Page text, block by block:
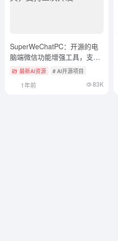
SuperWeChatPC：开源的电
脑端微信功能增强工具，支持
二次开发
最新AI资源 # AI开源项目
1年前 83K